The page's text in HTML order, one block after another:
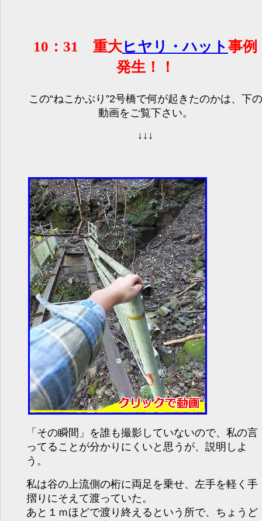
10：31 重大ヒヤリ・ハット事例
発生！！
この“ねこかぶり”2号橋で何が起きたのかは、下の
動画をご覧下さい。
↓↓↓
「その瞬間」を誰も撮影していないので、私の言
ってることが分かりにくいと思うが、説明しよ
う。
私は谷の上流側の桁に両足を乗せ、左手を軽く手
摺りにそえて渡っていた。
あと１ｍほどで渡り終えるという所で、ちょうど